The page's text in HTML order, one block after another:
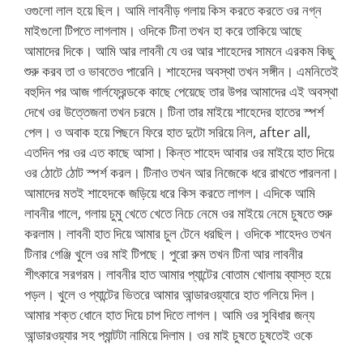
ওগুলো লাল হয়ে ছিল। আমি লাবনীড় গলায় কিস করতে করতে ওর নগ্ন
মাইগুলো টিপতে লাগলাম। ওদিকে টিনা তখন হা করে তাকিয়ে আছে
আমাদের দিকে। আমি আর লাবনী যে ওর আর শাহেদের সামনে এরকম কিছু
শুরু করব তা ও ভাবতেও পারেনি। শাহেদের অবস্থা তখন সঙ্গীন। এমনিতেই
বহুদিন পর আজ গার্লফ্রেন্ডকে কাছে পেয়েছে তার উপর আমাদের এই অবস্থা
দেখে ওর উত্তেজনা তখন চরমে। টিনা তার মাইয়ে শাহেদের হাতের স্পর্শ
পেল। ও অবাক হয়ে পিছনে ফিরে হাত দুটো সরিয়ে নিল, after all,
এতদিন পর ওর এত কাছে আসা। কিন্ত শাহেদ আবার ওর মাইয়ে হাত দিয়ে
ওর ঠোটে ঠোট স্পর্শ করল। টিনাও তখন আর নিজেকে ধরে রাখতে পারলনা।
আমাদের মতই শাহেদকে জড়িয়ে ধরে কিস করতে লাগল। এদিকে আমি
লাবনীর গালে, গলায় চুমু খেতে খেতে নিচে নেমে ওর মাইয়ে নেমে চুষতে শুরু
করলাম। লাবনী হাত দিয়ে আমার চুল টেনে ধরছিল। ওদিকে শাহেদও তখন
টিনার গেঞ্জি খুলে ওর মাই টিপছে। পুরো রুম তখন টিনা আর লাবনীর
শীৎকারে সরগরম। লাবনীর হাত আমার প্যান্টের বোতাম খোলায় ব্যাস্ত হয়ে
পড়ল। খুলে ও প্যান্টের ভিতরে আমার আন্ডারওয়্যারে হাত গলিয়ে দিল।
আমার শক্ত ধোনে হাত দিয়ে চাপ দিতে লাগল। আমি ওর সুবিধার জন্য
আন্ডারওয়্যার সহ প্যান্টটা নামিয়ে দিলাম। ওর মাই চুষতে চুষতেই ওকে